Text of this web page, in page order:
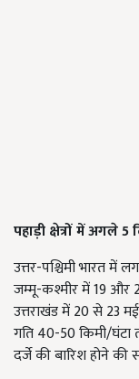
पहाड़ी क्षेत्रों में अगले
उत्तर-पश्चिमी भारत में
जम्मू-कश्मीर में 19 और
उत्तराखंड में 20 से 23
गति 40-50 किमी/
दर्जे की बारिश होने की